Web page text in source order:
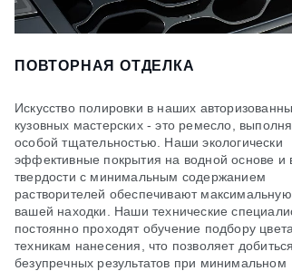
ПОВТОРНАЯ ОТДЕЛКА
Искусство полировки в наших
кузовных мастерских - это ремесло,
особой тщательностью. Наши экологически
эффективные покрытия на водной основе и
твердости с минимальным содержанием
растворителей обеспечивают
вашей находки. Наши технические
постоянно проходят обучение подбору
техникам нанесения, что позволяет добиться
безупречных результатов при минимальном